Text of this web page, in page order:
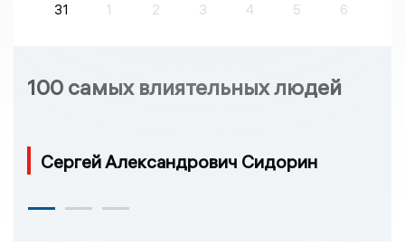
31
1 2 3 4 5 6
100 самых влиятельных людей
Сергей Александрович Сидорин